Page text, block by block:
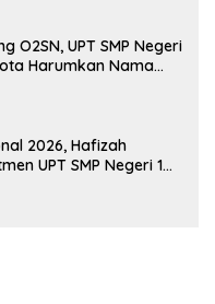
O2SN, UPT SMP Negeri
Harumkan Nama
2026, Hafizah
UPT SMP Negeri 1